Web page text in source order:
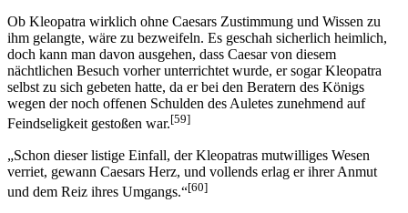
Ob Kleopatra wirklich ohne Caesars Zustimmung und Wissen zu
ihm gelangte, wäre zu bezweifeln. Es geschah sicherlich heimlich,
doch kann man davon ausgehen, dass Caesar von diesem
nächtlichen Besuch vorher unterrichtet wurde, er sogar Kleopatra
selbst zu sich gebeten hatte, da er bei den Beratern des Königs
wegen der noch offenen Schulden des Auletes zunehmend auf
Feindseligkeit gestoßen war.[59]
„Schon dieser listige Einfall, der Kleopatras mutwilliges Wesen
verriet, gewann Caesars Herz, und vollends erlag er ihrer Anmut
und dem Reiz ihres Umgangs.“[60]